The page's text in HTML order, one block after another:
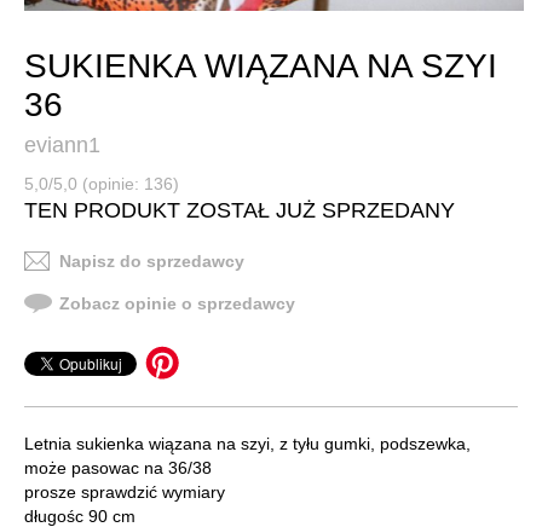
SUKIENKA WIĄZANA NA SZYI
36
eviann1
5,0/5,0 (opinie: 136)
TEN PRODUKT ZOSTAŁ JUŻ SPRZEDANY
Napisz do sprzedawcy
Zobacz opinie o sprzedawcy
Letnia sukienka wiązana na szyi, z tyłu gumki, podszewka,
może pasowac na 36/38
prosze sprawdzić wymiary
długośc 90 cm